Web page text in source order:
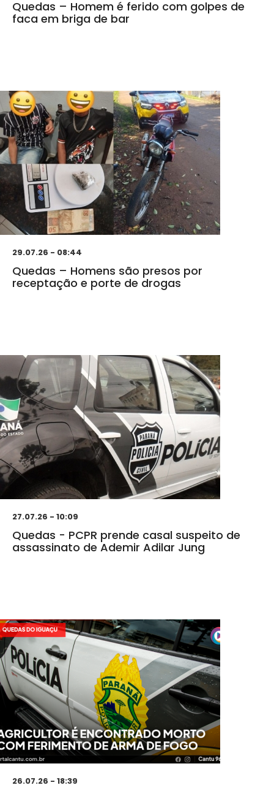
Quedas – Homem é ferido com golpes de
faca em briga de bar
29.07.26 - 08:44
Quedas – Homens são presos por
receptação e porte de drogas
27.07.26 - 10:09
Quedas - PCPR prende casal suspeito de
assassinato de Ademir Adilar Jung
26.07.26 - 18:39